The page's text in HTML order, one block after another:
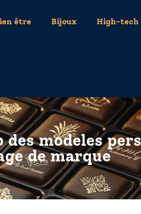
être Bijoux High-tech
modeles
de marque